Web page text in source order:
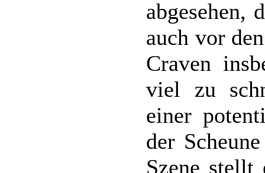
abgesehen,
auch vor
Craven
viel zu
einer
der
Szene stellt